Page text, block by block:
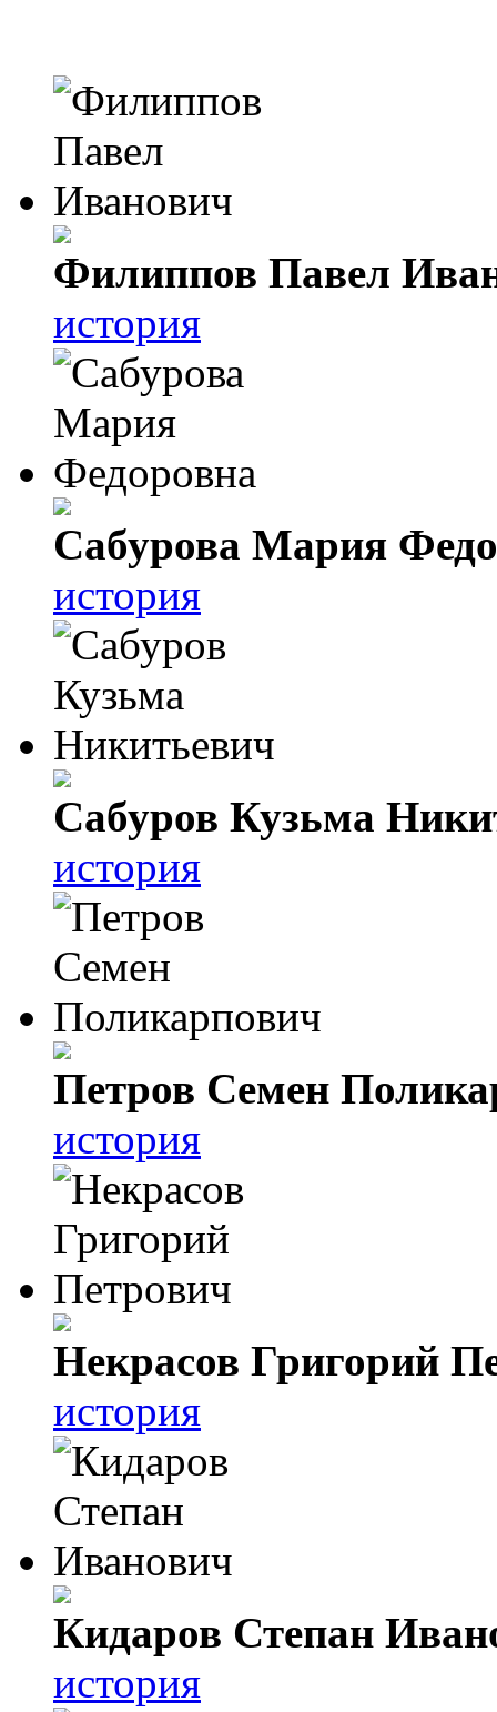
Филиппов Павел
история
Сабурова Мария
история
Сабуров Кузьма
история
Петров Семен
история
Некрасов Григорий
история
Кидаров Степан
история